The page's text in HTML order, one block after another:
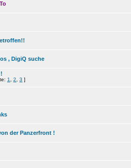
, DigiQ suche
1 2 3 ]
der Panzerfront !